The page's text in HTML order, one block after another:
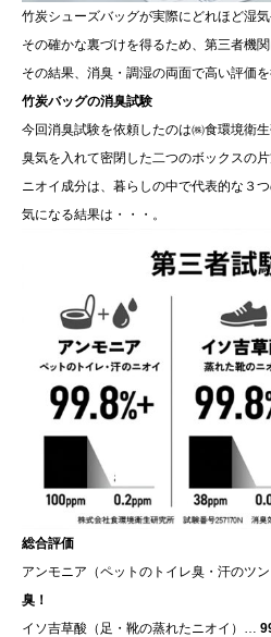
竹炭シューズバッグが実際にどれほど湿
その確かな裏づけを得るため、第三者機関
その結果、消臭・調湿の両面で高い評価
竹炭バッグの消臭試験
今回消臭試験を依頼したのは㈱食環境衛生
臭気を入れて密閉した二つのボックスの
ニオイ成分は、暮らしの中で代表的な３
気になる結果は・・・。
総合評価
アンモニア（ペットのトイレ臭・汗のツ
臭！
イソ吉草酸（足・靴の蒸れたニオイ）…